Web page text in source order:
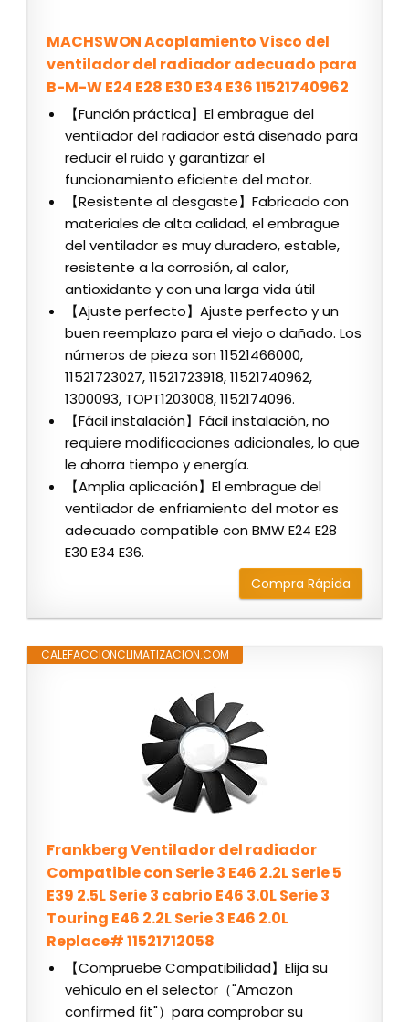
MACHSWON Acoplamiento Visco del
ventilador del radiador adecuado para
B-M-W E24 E28 E30 E34 E36 11521740962
【Función práctica】El embrague del
ventilador del radiador está diseñado para
reducir el ruido y garantizar el
funcionamiento eficiente del motor.
【Resistente al desgaste】Fabricado con
materiales de alta calidad, el embrague
del ventilador es muy duradero, estable,
resistente a la corrosión, al calor,
antioxidante y con una larga vida útil
【Ajuste perfecto】Ajuste perfecto y un
buen reemplazo para el viejo o dañado. Los
números de pieza son 11521466000,
11521723027, 11521723918, 11521740962,
1300093, TOPT1203008, 1152174096.
【Fácil instalación】Fácil instalación, no
requiere modificaciones adicionales, lo que
le ahorra tiempo y energía.
【Amplia aplicación】El embrague del
ventilador de enfriamiento del motor es
adecuado compatible con BMW E24 E28
E30 E34 E36.
Compra Rápida
CALEFACCIONCLIMATIZACION.COM
Frankberg Ventilador del radiador
Compatible con Serie 3 E46 2.2L Serie 5
E39 2.5L Serie 3 cabrio E46 3.0L Serie 3
Touring E46 2.2L Serie 3 E46 2.0L
Replace# 11521712058
【Compruebe Compatibilidad】Elija su
vehículo en el selector（"Amazon
confirmed fit"）para comprobar su